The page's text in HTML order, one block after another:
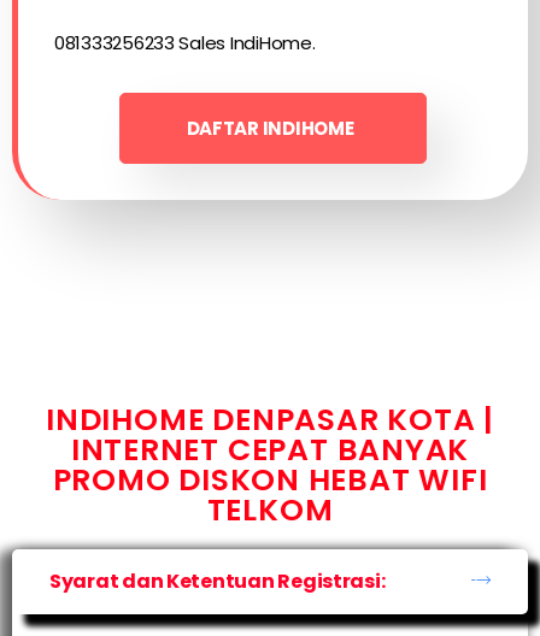
081333256233 Sales IndiHome.
DAFTAR INDIHOME
INDIHOME DENPASAR KOTA |
INTERNET CEPAT BANYAK
PROMO DISKON HEBAT WIFI
TELKOM
Syarat dan Ketentuan Registrasi: